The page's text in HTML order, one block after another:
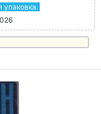
упаковка.